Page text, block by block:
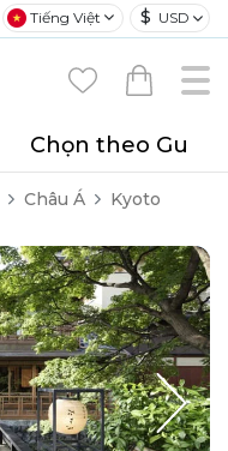
Tiếng Việt $ USD
Chọn theo Gu
Châu Á Kyoto